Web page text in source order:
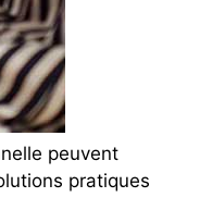
peuvent
pratiques